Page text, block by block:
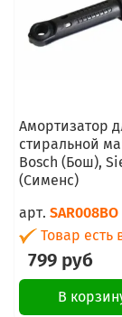
Амортизатор
стиральной
Bosch (Бош),
(Сименс)
арт. SAR008BO
Товар есть
799 руб
В